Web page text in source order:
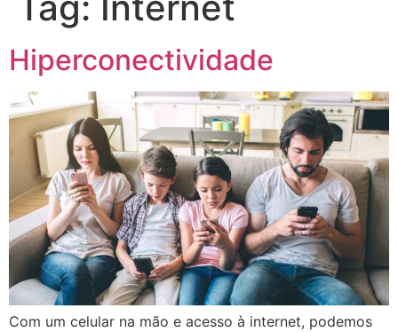
Hiperconectividade
Com um celular na mão e acesso à internet, podemos